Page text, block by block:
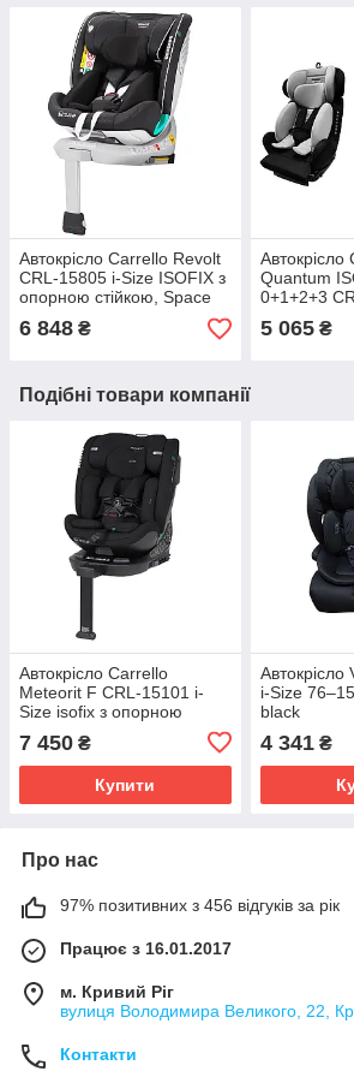
Автокрісло Carrello Revolt
CRL-15805 i-Size ISOFIX з
опорною стійкою, Space
Black
6 848 ₴
Автокрісло
Quantum
0+1+2+3
Grey
5 065₴
Подібні товари компанії
Автокрісло Carrello
Meteorit F CRL-15101 i-
Size isofix з опорною
7 450 ₴
Купити
i-Size
black
4 341₴
Про нас
97% позитивних з 456 відгуків за рік
Працює з 16.01.2017
м. Кривий Ріг
вулиця Володимира Великого, 22,
Контакти